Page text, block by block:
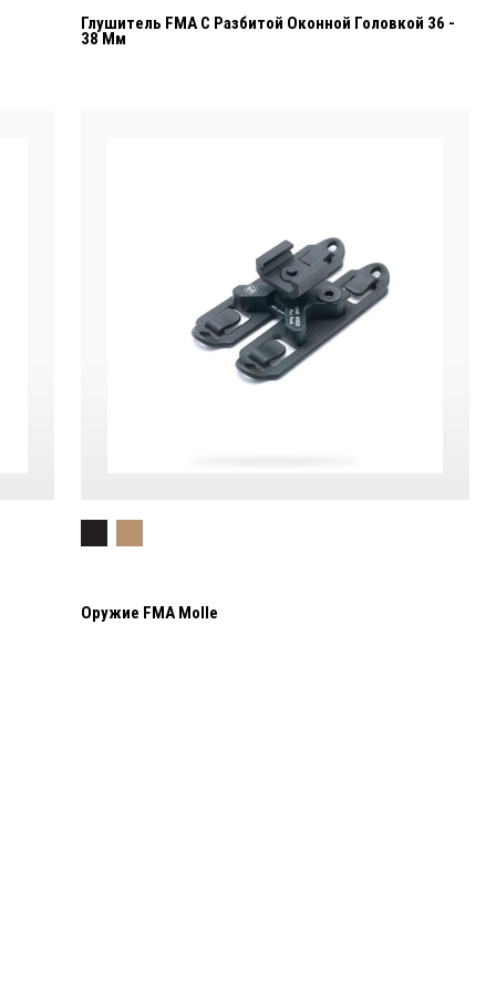
Глушитель FMA С Разбитой Оконной Головкой 36 -
38 Мм
Оружие FMA Molle